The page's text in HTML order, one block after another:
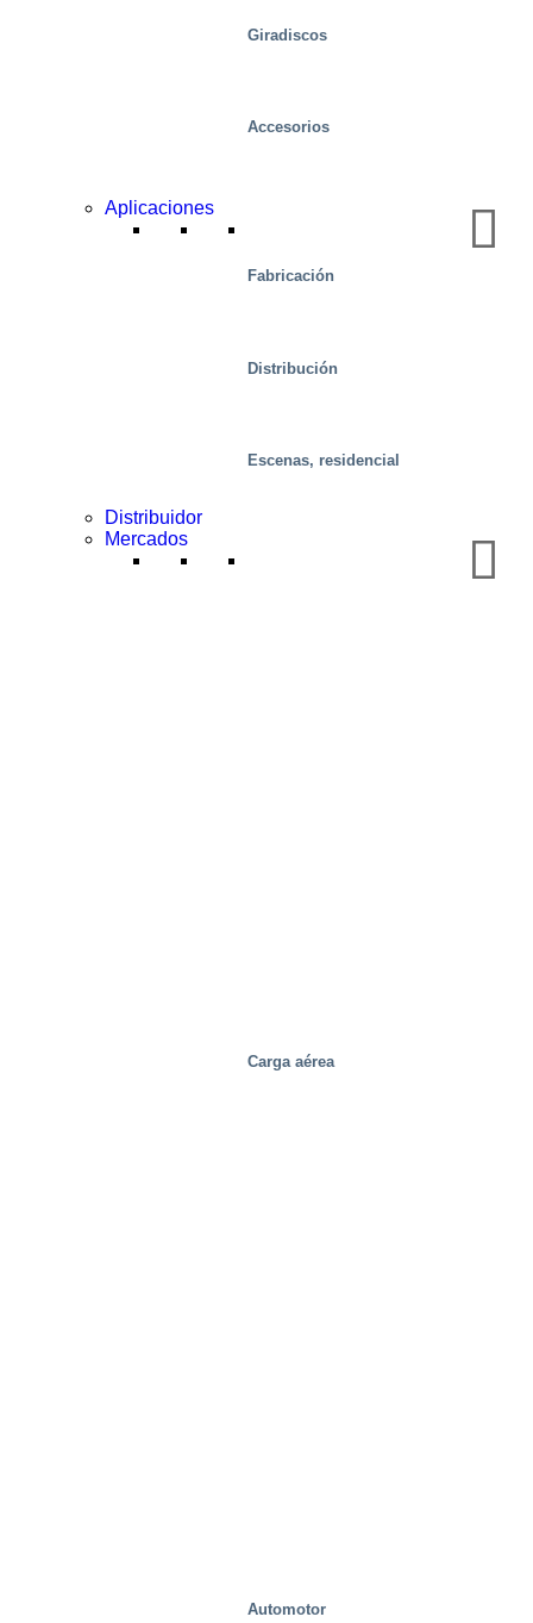
Salud y medicina
Giradiscos
Accesorios
Aplicaciones
Fabricación
Distribución
Escenas, residencial
Distribuidor
Mercados
Carga aérea
Automotor